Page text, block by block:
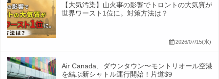
【大気汚染】山火事の影響でトロントの大気質が
世界ワースト1位に。対策方法は？
2026/07/15(水)
Air Canada、ダウンタウン〜モントリオール空港
を結ぶ新シャトル運行開始！片道$9